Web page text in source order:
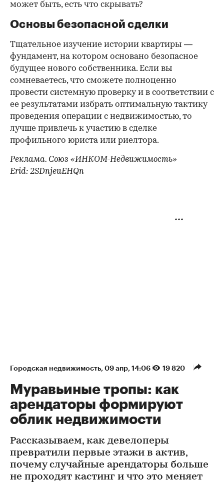
может быть, есть что скрывать?
Основы безопасной сделки
Тщательное изучение истории квартиры —
фундамент, на котором основано безопасное
будущее нового собственника. Если вы
сомневаетесь, что сможете полноценно
провести системную проверку и в соответствии с
ее результатами избрать оптимальную тактику
проведения операции с недвижимостью, то
лучше привлечь к участию в сделке
профильного юриста или риелтора.
Реклама. Союз «ИНКОМ-Недвижимость»
Erid: 2SDnjeuEHQn
Городская недвижимость 09 апр, 14:06 19 820
Муравьиные тропы: как
арендаторы формируют
облик недвижимости
Рассказываем, как девелоперы
превратили первые этажи в актив,
почему случайные арендаторы больше
не проходят кастинг и что это меняет